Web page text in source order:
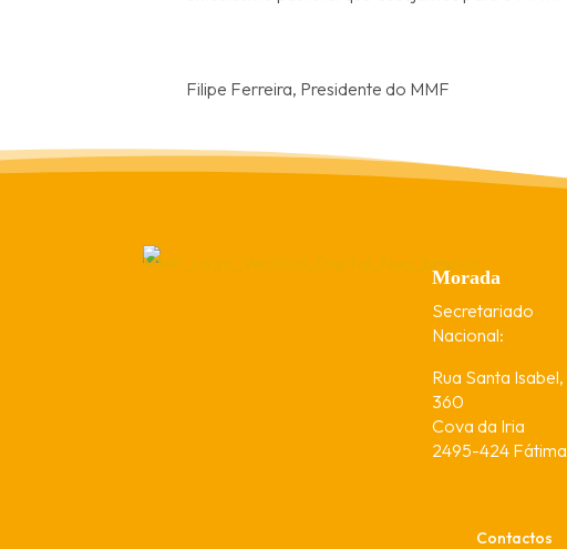
Filipe Ferreira, Presidente do MMF
Morada
Secretariado
Nacional:
Rua Santa Isabel,
360
Cova da Iria
2495-424 Fátima
Contactos